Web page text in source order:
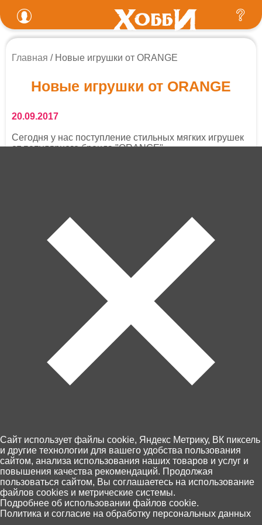
Главная Новые игрушки от ORANGE
Новые игрушки от ORANGE
20.09.2017
Сегодня у нас поступление стильных мягких игрушек
от популярногобренда "ORANGE".
Доставка и оплата
Магазины
Возврат товара
Персональные данные
+7 (4012) 92 63 00
Пн.- Пт. с 10.00 до 18.00
Главная Каталог Корзина
0
Избранное Поиск
Cайт использует файлы cookie, Яндекс Метрику, ВК пиксель
и другие технологии для вашего удобства пользования
сайтом, анализа использования наших товаров и услуг и
повышения качества рекомендаций. Продолжая
пользоваться сайтом, Вы соглашаетесь на использование
файлов cookies и метрические системы.
Подробнее об использовании файлов cookie.
Политика и согласие на обработку персональных данных